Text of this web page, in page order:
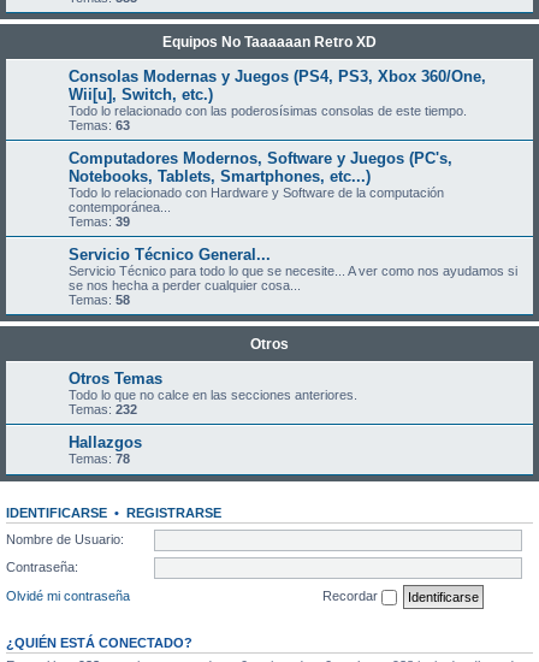
Equipos No Taaaaaan Retro XD
Consolas Modernas y Juegos (PS4, PS3, Xbox 360/One,
Wii[u], Switch, etc.)
Todo lo relacionado con las poderosísimas consolas de este tiempo.
Temas: 63
Computadores Modernos, Software y Juegos (PC's,
Notebooks, Tablets, Smartphones, etc...)
Todo lo relacionado con Hardware y Software de la computación
contemporánea...
Temas: 39
Servicio Técnico General...
Servicio Técnico para todo lo que se necesite... A ver como nos ayudamos si
se nos hecha a perder cualquier cosa...
Temas: 58
Otros
Otros Temas
Todo lo que no calce en las secciones anteriores.
Temas: 232
Hallazgos
Temas: 78
IDENTIFICARSE • REGISTRARSE
Nombre de Usuario:
Contraseña:
Olvidé mi contraseña
Recordar
¿QUIÉN ESTÁ CONECTADO?